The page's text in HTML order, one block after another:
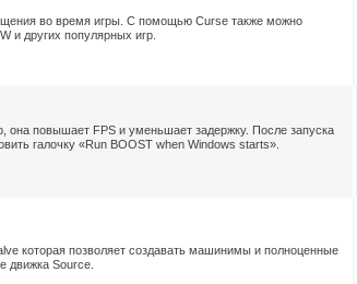
во время игры. С помощью Curse также можно
и других популярных игр.
она повышает FPS и уменьшает задержку. После запуска
галочку «Run BOOST when Windows starts».
которая позволяет создавать машинимы и полноценные
движка Source.